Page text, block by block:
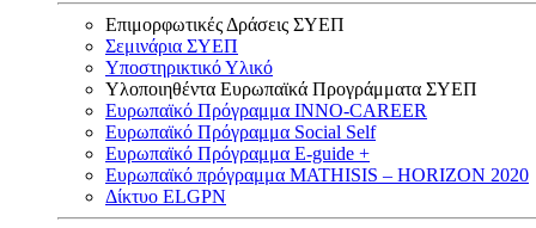
Επιμορφωτικές Δράσεις ΣΥΕΠ
Σεμινάρια ΣΥΕΠ
Υποστηρικτικό Υλικό
Υλοποιηθέντα Ευρωπαϊκά Προγράμματα ΣΥΕΠ
Ευρωπαϊκό Πρόγραμμα INNO-CAREER
Ευρωπαϊκό Πρόγραμμα Social Self
Ευρωπαϊκό Πρόγραμμα E-guide +
Ευρωπαϊκό πρόγραμμα MATHISIS – HORIZON 2020
Δίκτυο ELGPN